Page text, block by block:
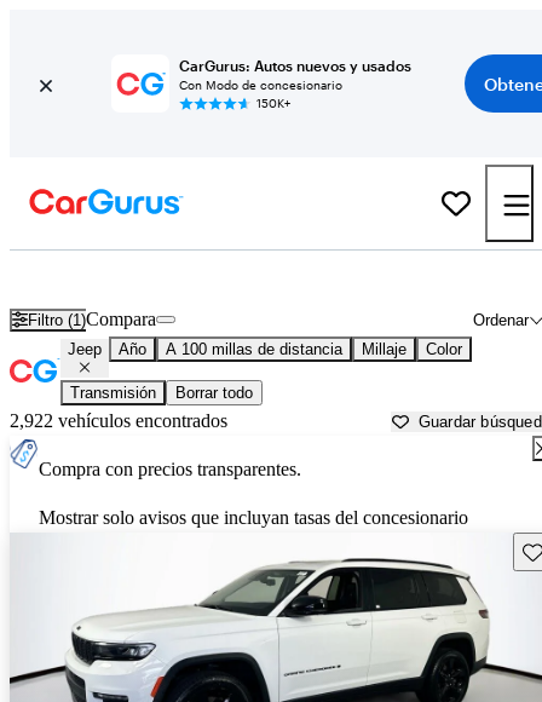
CarGurus: Autos nuevos y usados
Con Modo de concesionario
150K+
Filtro (1) Ordenar
Compara
Jeep Año A 100 millas de distancia Millaje Color
Transmisión Borrar todo
2,922 vehículos encontrados Guardar
Compra con precios transparentes.
Mostrar solo avisos que incluyan tasas del concesionario